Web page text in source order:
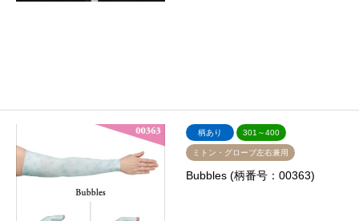
柄あり 301～400
ミトン・グローブ左右兼用
Bubbles (柄番号：00363)